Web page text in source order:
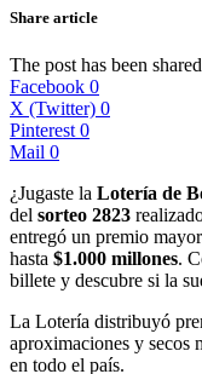
Share article
The post has been
Facebook 0
X (Twitter) 0
Pinterest 0
Mail 0
¿Jugaste la Lotería de
del sorteo 2823
entregó un premio
hasta $1.000 millones.
billete y descubre si la
La Lotería distribuyó
aproximaciones y secos
en todo el país.